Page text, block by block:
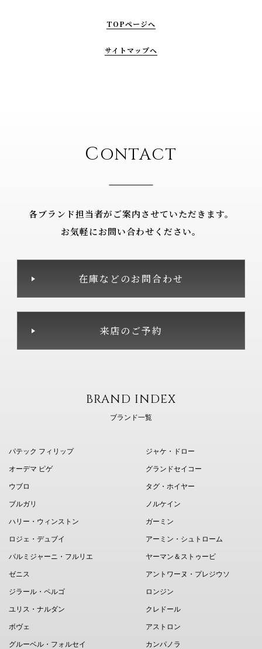
TOPページへ
サイトマップへ
CONTACT
各ブランド担当者がご案内させていただきます。
お気軽にお問い合わせください。
在庫などのお問合わせ
来店のご予約
BRAND INDEX
ブランド一覧
パテック フィリップ
オーデマ ピゲ
ウブロ
ブルガリ
ハリー・ウィンストン
ロジェ・デュブイ
パルミジャーニ・フルリエ
ゼニス
ジラール・ペルゴ
ユリス・ナルダン
ボヴェ
グルーベル・フォルセイ
ジャケ・ドロー
グランドセイコー
タグ・ホイヤー
ノルケイン
ガーミン
アーミン・シュトローム
ヤーマン＆ストゥービ
アントワーヌ・プレジウソ
ロンジン
クレドール
アストロン
カンパノラ